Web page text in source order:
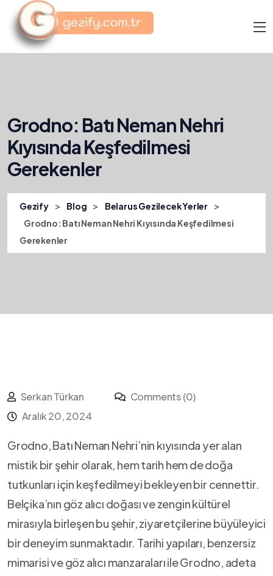
Grodno: Batı Neman Nehri
Kıyısında Keşfedilmesi
Gerekenler
Gezify > Blog > Belarus Gezilecek Yerler >
Grodno: Batı Neman Nehri Kıyısında Keşfedilmesi
Gerekenler
Serkan Türkan
Comments (0)
Aralık 20, 2024
Grodno, Batı ⁢Neman Nehri’nin kıyısında yer alan
mistik bir şehir olarak, hem⁤ tarih hem de doğa
tutkunları ​için‌ keşfedilmeyi bekleyen bir cennettir.
Belçika’nın göz alıcı doğası ve zengin kültürel
mirasıyla birleşen​ bu şehir, ‌ziyaretçilerine büyüleyici
bir deneyim sunmaktadır. Tarihi yapıları, benzersiz
mimarisi ve göz alıcı manzaraları ​ile Grodno,⁤ adeta